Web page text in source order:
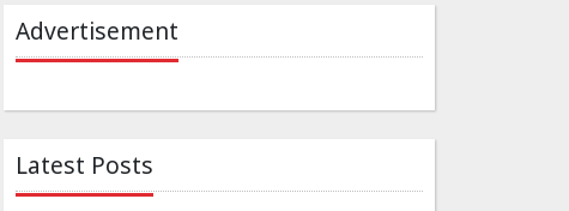
Advertisement
Latest Posts